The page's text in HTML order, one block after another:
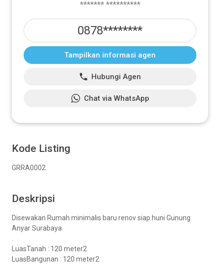
Kode Listing
GRRA0002
Deskripsi
Disewakan Rumah minimalis baru renov siap huni Gunung
Anyar Surabaya
LuasTanah : 120 meter2
LuasBangunan : 120 meter2
******* **********
0878********
Tampilkan informasi agen
Hubungi Agen
Chat via WhatsApp